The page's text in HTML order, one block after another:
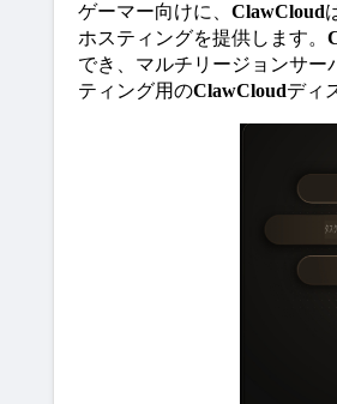
ゲーマー向けに、 ClawCloud
ホスティングを提供します。
でき、マルチリージョンサー
ティング用のClawCloudディ